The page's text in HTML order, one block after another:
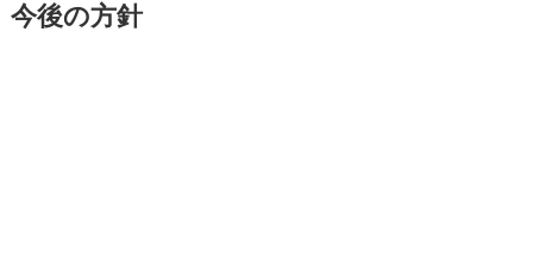
今後の方針